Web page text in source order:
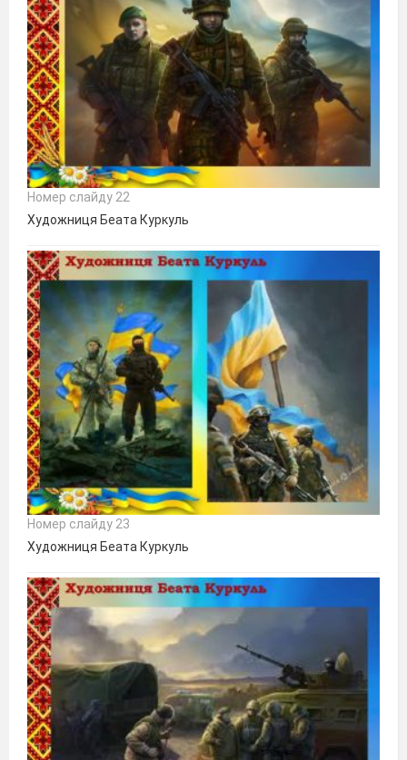
Номер слайду 22
Художниця Беата Куркуль
Номер слайду 23
Художниця Беата Куркуль